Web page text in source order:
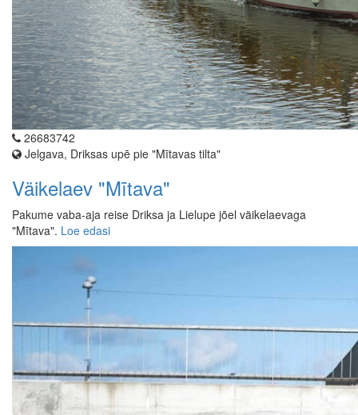
26683742
Jelgava, Driksas upē pie "Mītavas tilta"
Väikelaev "Mītava"
Pakume vaba-aja reise Driksa ja Lielupe jõel väikelaevaga
"Mītava". Loe edasi